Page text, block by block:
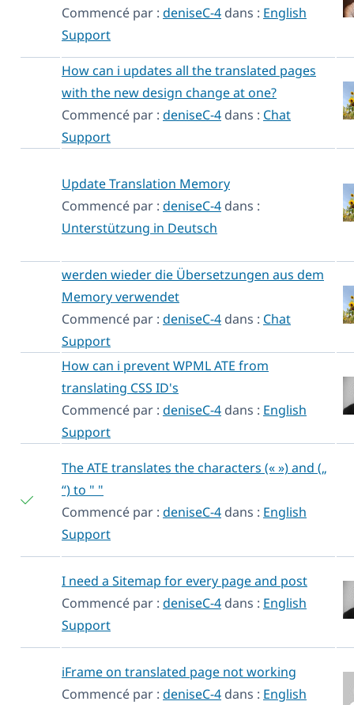
Commencé par : deniseC-4 dans : English
Support
How can i updates all the translated pages
with the new design change at one?
Commencé par : deniseC-4 dans : Chat
Support
Update Translation Memory
Commencé par : deniseC-4 dans :
Unterstützung in Deutsch
werden wieder die Übersetzungen aus dem
Memory verwendet
Commencé par : deniseC-4 dans : Chat
Support
How can i prevent WPML ATE from
translating CSS ID's
Commencé par : deniseC-4 dans : English
Support
The ATE translates the characters (« ») and („
“) to " "
Commencé par : deniseC-4 dans : English
Support
I need a Sitemap for every page and post
Commencé par : deniseC-4 dans : English
Support
iFrame on translated page not working
Commencé par : deniseC-4 dans : English